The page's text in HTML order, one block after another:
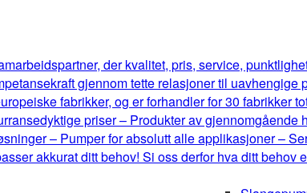
der kvalitet, pris, service,
gjennom tette relasjoner til
fabrikker, og er forhandler for 30 fabrikker
priser – Produkter av
– Pumper for absolutt alle applikasjoner –
akkurat ditt behov! Si oss derfor hva ditt